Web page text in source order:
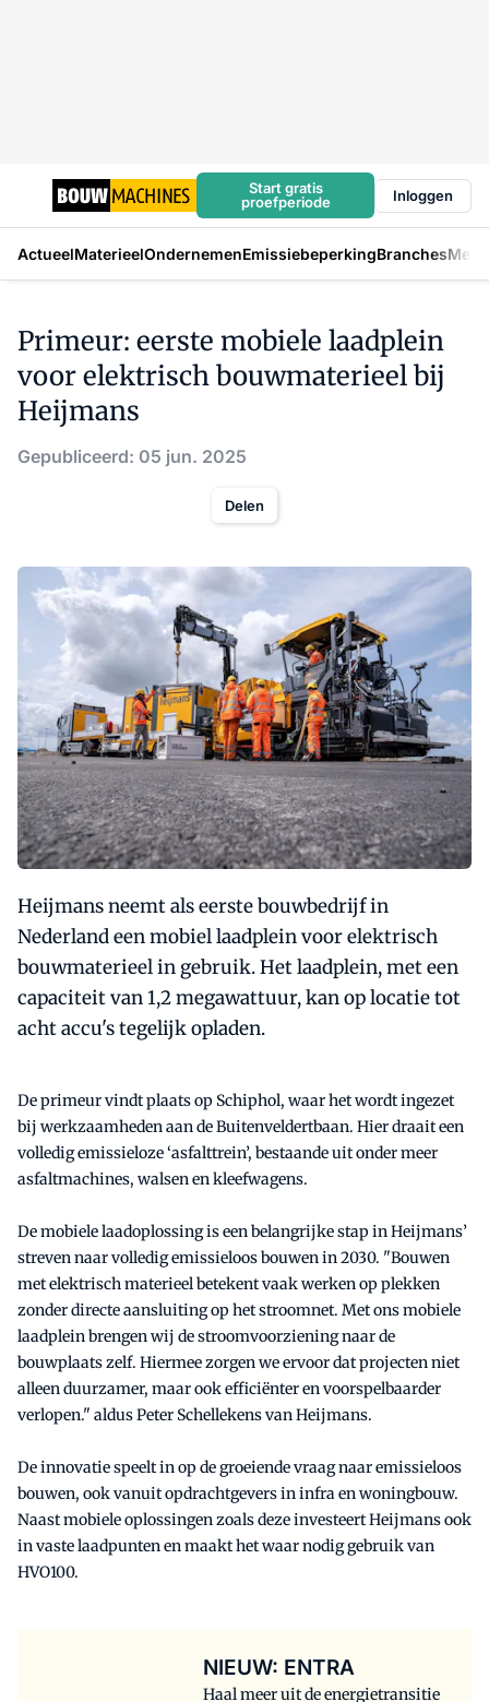
Start gratis
proefperiode
Inloggen
ActueelMaterieelOndernemenEmissiebeperkingBranches
Primeur: eerste mobiele laadplein
voor elektrisch bouwmaterieel bij
Heijmans
Gepubliceerd: 05 jun. 2025
Delen
Heijmans neemt als eerste bouwbedrijf in
Nederland een mobiel laadplein voor elektrisch
bouwmaterieel in gebruik. Het laadplein, met een
capaciteit van 1,2 megawattuur, kan op locatie tot
acht accu's tegelijk opladen.
De primeur vindt plaats op Schiphol, waar het wordt ingezet
bij werkzaamheden aan de Buitenveldertbaan. Hier draait een
volledig emissieloze ‘asfalttrein’, bestaande uit onder meer
asfaltmachines, walsen en kleefwagens.
De mobiele laadoplossing is een belangrijke stap in Heijmans’
streven naar volledig emissieloos bouwen in 2030. "Bouwen
met elektrisch materieel betekent vaak werken op plekken
zonder directe aansluiting op het stroomnet. Met ons mobiele
laadplein brengen wij de stroomvoorziening naar de
bouwplaats zelf. Hiermee zorgen we ervoor dat projecten niet
alleen duurzamer, maar ook efficiënter en voorspelbaarder
verlopen." aldus Peter Schellekens van Heijmans.
De innovatie speelt in op de groeiende vraag naar emissieloos
bouwen, ook vanuit opdrachtgevers in infra en woningbouw.
Naast mobiele oplossingen zoals deze investeert Heijmans ook
in vaste laadpunten en maakt het waar nodig gebruik van
HVO100.
NIEUW: ENTRA
Haal meer uit de energietransitie